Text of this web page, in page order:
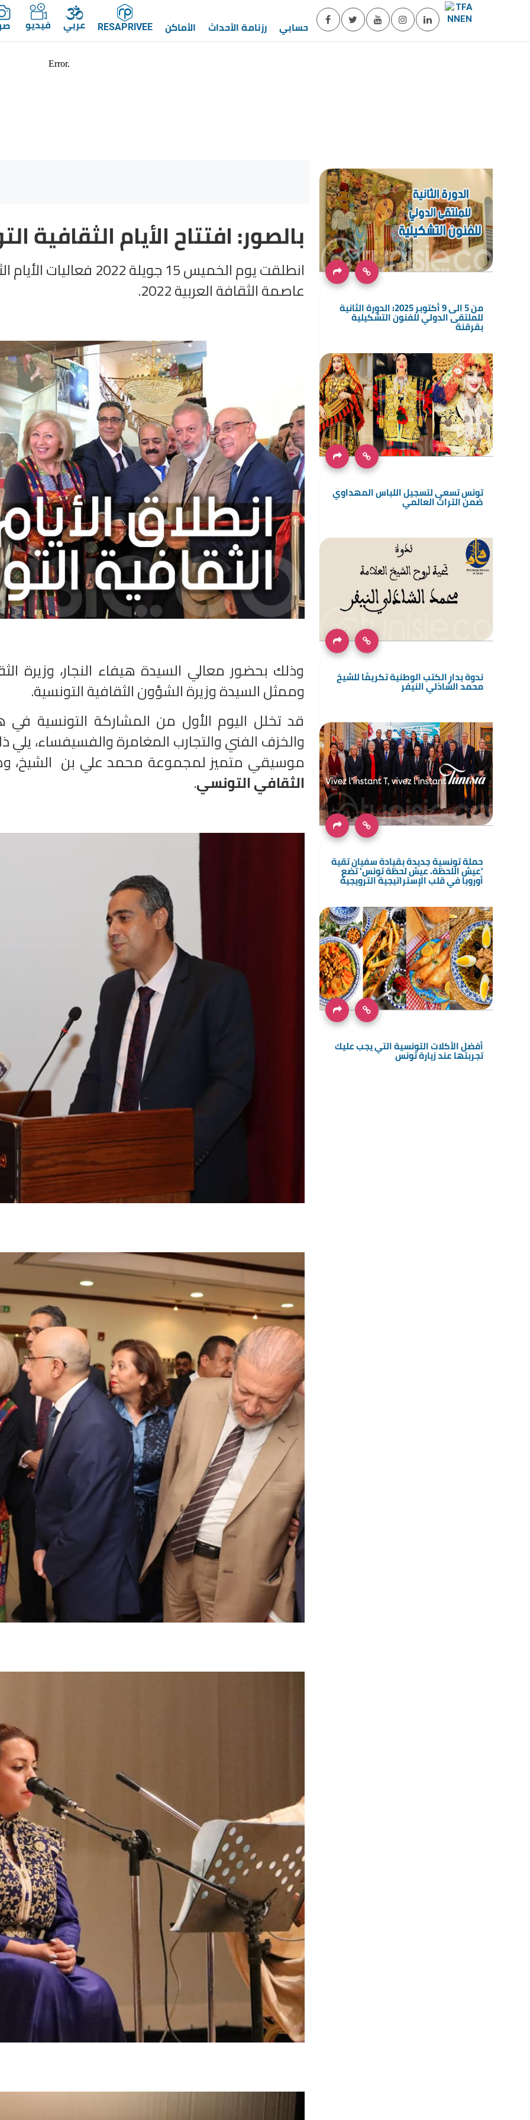
فيديو عربي RESAPRIVEE الأماكن رزنامة الأحداث حسابي
بالصور: افتتاح الأيام الثقافية
انطلقت يوم الخميس 15
عاصمة الثقافة العربية 2022.
وذلك بحضور معالي السيدة هيفاء النجار، وزيرة
وممثل السيدة وزيرة الشؤون الثقافية التونسية.
قد تخلل اليوم الأول من المشاركة التونسية في
والخزف الفني والتجارب المغامرة والفسيفساء،
موسيقي متميز لمجموعة محمد علي بن
الثقافي التونسي.
من 5 الى 9 أكتوبر 2025: الدورة الثانية
للملتقى الدولي للفنون التشكيلية
بقرقنة
تونس تسعى لتسجيل اللباس المهداوي
ضمن التراث العالمي
ندوة بدار الكتب الوطنية تكريمًا للشيخ
محمد الشاذلي النيفر
حملة تونسية جديدة بقيادة سفيان تقية
'عيش اللحظة. عيش لحظة تونس' تضع
أوروبا في قلب الإستراتيجية الترويجية
أفضل الأكلات التونسية التي يجب عليك
تجربتها عند زيارة تونس